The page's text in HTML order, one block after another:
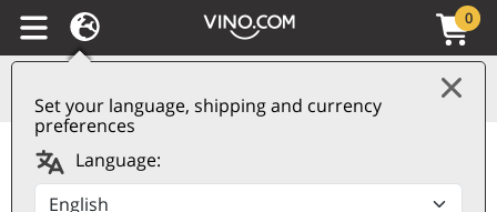
Set your language, shipping and currency
preferences
Language:
0
Vino Bianco Canti
CANTI